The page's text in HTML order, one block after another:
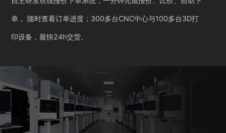
单， 随时查看订单进度；300多台CNC中心与100多台3D打
印设备，最快24h交货。